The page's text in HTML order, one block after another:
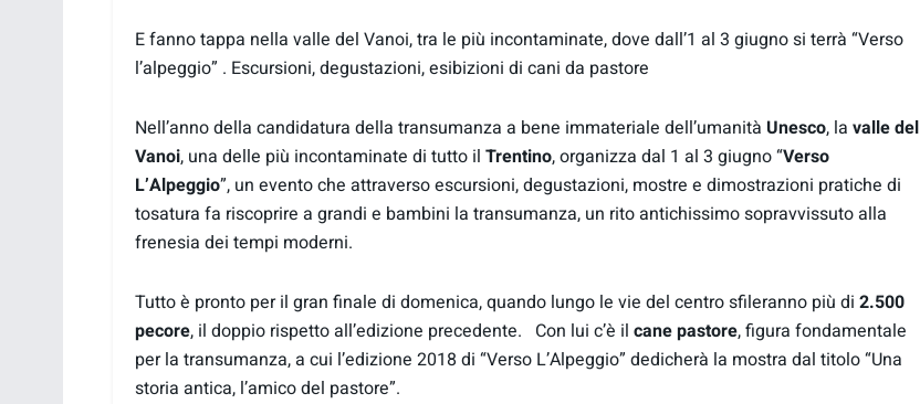
E fanno tappa nella valle del Vanoi, tra le più incontaminate, dove dall’1 al 3 giugno si terrà “Verso
l’alpeggio” . Escursioni, degustazioni, esibizioni di cani da pastore
Nell’anno della candidatura della transumanza a bene immateriale dell’umanità Unesco, la valle del
Vanoi, una delle più incontaminate di tutto il Trentino, organizza dal 1 al 3 giugno “Verso
L’Alpeggio”, un evento che attraverso escursioni, degustazioni, mostre e dimostrazioni pratiche di
tosatura fa riscoprire a grandi e bambini la transumanza, un rito antichissimo sopravvissuto alla
frenesia dei tempi moderni.
Tutto è pronto per il gran finale di domenica, quando lungo le vie del centro sfileranno più di 2.500
pecore, il doppio rispetto all’edizione precedente. Con lui c’è il cane pastore, figura fondamentale
per la transumanza, a cui l’edizione 2018 di “Verso L’Alpeggio” dedicherà la mostra dal titolo “Una
storia antica, l’amico del pastore”.